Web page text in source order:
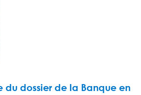
du dossier de la Banque en